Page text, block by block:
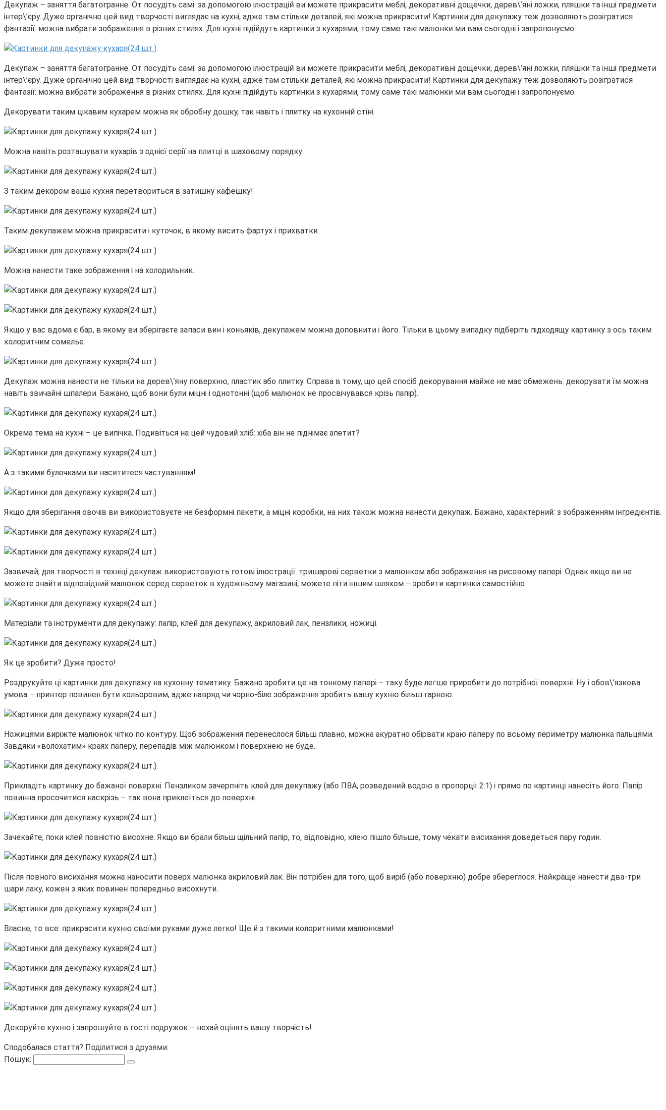
Декупаж – заняття багатогранне. От посудіть самі: за допомогою ілюстрацій ви можете прикрасити меблі, декоративні дощечки, дерев\’яні ложки, пляшки та інші предмети
інтер\’єру. Дуже органічно цей вид творчості виглядає на кухні, адже там стільки деталей, які можна прикрасити! Картинки для декупажу теж дозволяють розігратися
фантазії: можна вибрати зображення в різних стилях. Для кухні підійдуть картинки з кухарями, тому саме такі малюнки ми вам сьогодні і запропонуємо.
Декупаж – заняття багатогранне. От посудіть самі: за допомогою ілюстрацій ви можете прикрасити меблі, декоративні дощечки, дерев\’яні ложки, пляшки та інші предмети
інтер\’єру. Дуже органічно цей вид творчості виглядає на кухні, адже там стільки деталей, які можна прикрасити! Картинки для декупажу теж дозволяють розігратися
фантазії: можна вибрати зображення в різних стилях. Для кухні підійдуть картинки з кухарями, тому саме такі малюнки ми вам сьогодні і запропонуємо.
Декорувати таким цікавим кухарем можна як обробну дошку, так навіть і плитку на кухонній стіні.
Можна навіть розташувати кухарів з однієї серії на плитці в шаховому порядку.
З таким декором ваша кухня перетвориться в затишну кафешку!
Таким декупажем можна прикрасити і куточок, в якому висить фартух і прихватки.
Можна нанести таке зображення і на холодильник.
Якщо у вас вдома є бар, в якому ви зберігаєте запаси вин і коньяків, декупажем можна доповнити і його. Тільки в цьому випадку підберіть підходящу картинку з ось таким
колоритним сомельє.
Декупаж можна нанести не тільки на дерев\’яну поверхню, пластик або плитку. Справа в тому, що цей спосіб декорування майже не має обмежень: декорувати їм можна
навіть звичайні шпалери. Бажано, щоб вони були міцні і однотонні (щоб малюнок не просвічувався крізь папір).
Окрема тема на кухні – це випічка. Подивіться на цей чудовий хліб: хіба він не піднімає апетит?
А з такими булочками ви насититеся частуванням!
Якщо для зберігання овочів ви використовуєте не безформні пакети, а міцні коробки, на них також можна нанести декупаж. Бажано, характерний: з зображенням інгредієнтів.
Зазвичай, для творчості в техніці декупаж використовують готові ілюстрації: тришарові серветки з малюнком або зображення на рисовому папері. Однак якщо ви не
можете знайти відповідний малюнок серед серветок в художньому магазині, можете піти іншим шляхом – зробити картинки самостійно.
Матеріали та інструменти для декупажу: папір, клей для декупажу, акриловий лак, пензлики, ножиці.
Як це зробити? Дуже просто!
Роздрукуйте ці картинки для декупажу на кухонну тематику. Бажано зробити це на тонкому папері – таку буде легше приробити до потрібної поверхні. Ну і обов\’язкова
умова – принтер повинен бути кольоровим, адже навряд чи чорно-біле зображення зробить вашу кухню більш гарною.
Ножицями виріжте малюнок чітко по контуру. Щоб зображення перенеслося більш плавно, можна акуратно обірвати краю паперу по всьому периметру малюнка пальцями.
Завдяки «волохатим» краях паперу, перепадів між малюнком і поверхнею не буде.
Прикладіть картинку до бажаної поверхні. Пензликом зачерпніть клей для декупажу (або ПВА, розведений водою в пропорції 2:1) і прямо по картинці нанесіть його. Папір
повинна просочитися наскрізь – так вона приклеїться до поверхні.
Зачекайте, поки клей повністю висохне. Якщо ви брали більш щільний папір, то, відповідно, клею пішло більше, тому чекати висихання доведеться пару годин.
Після повного висихання можна наносити поверх малюнка акриловий лак. Він потрібен для того, щоб виріб (або поверхню) добре збереглося. Найкраще нанести два-три
шари лаку, кожен з яких повинен попередньо висохнути.
Власне, то все: прикрасити кухню своїми руками дуже легко! Ще й з такими колоритними малюнками!
Декоруйте кухню і запрошуйте в гості подружок – нехай оцінять вашу творчість!
Сподобалася стаття? Поділитися з друзями:
Пошук: